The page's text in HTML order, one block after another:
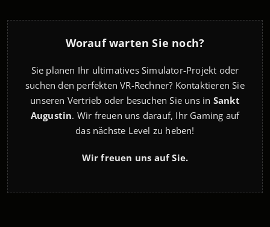
Worauf warten Sie noch?
Sie planen Ihr ultimatives Simulator-Projekt oder
suchen den perfekten VR-Rechner? Kontaktieren Sie
unseren Vertrieb oder besuchen Sie uns in Sankt
Augustin. Wir freuen uns darauf, Ihr Gaming auf
das nächste Level zu heben!
Wir freuen uns auf Sie.